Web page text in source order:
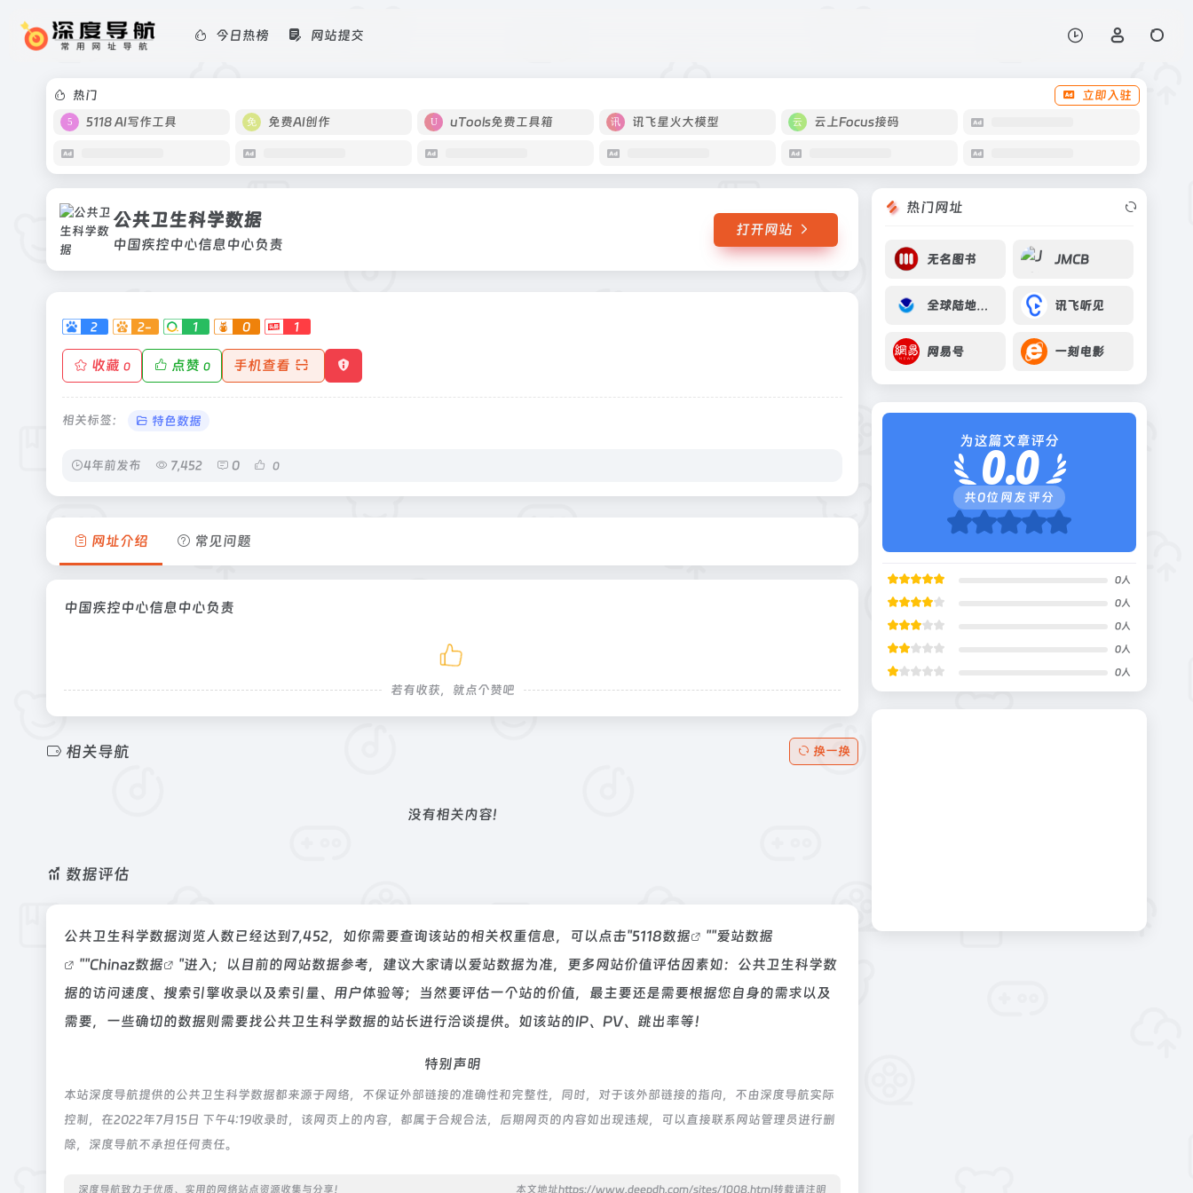
今日热榜 网站提交
热门
立即入驻
5118 AI写作工具
免费AI创作 uTools免费工具箱 讯飞星火大模型 云上Focus接码
公共卫生科学数据
中国疾控中心信息中心负责
打开网站
2 2- 1 0 1
收藏 0 点赞 0 手机查看
相关标签： 特色数据
4年前发布 7,452 0 0
网址介绍 常见问题
中国疾控中心信息中心负责
若有收获，就点个赞吧
相关导航 换一换
没有相关内容!
数据评估
公共卫生科学数据浏览人数已经达到7,452，如你需要查询该站的相关权重信息，可以点击"5118数据 ""爱站数据
""Chinaz数据
"进入；以目前的网站数据参考，建议大家请以爱站数据为准，更多网站价值评估因素如：公共卫生科学数
据的访问速度、搜索引擎收录以及索引量、用户体验等；当然要评估一个站的价值，最主要还是需要根据您自身的需求以及
需要，一些确切的数据则需要找公共卫生科学数据的站长进行洽谈提供。如该站的IP、PV、跳出率等！
特别声明
本站深度导航提供的公共卫生科学数据都来源于网络，不保证外部链接的准确性和完整性，同时，对于该外部链接的指向，不由深度导航实际
控制，在2022年7月15日 下午4:19收录时，该网页上的内容，都属于合规合法，后期网页的内容如出现违规，可以直接联系网站管理员进行删
除，深度导航不承担任何责任。
深度导航致力于优质、实用的网络站点资源收集与分享！ 本文地址https://www.deepdh.com/sites/1008.html转载请注明
热门网址
无名图书 JMCB
全球陆地观测系统GTOS 讯飞听见
网易号 一刻电影
为这篇文章评分
0.0
共0位网友评分
0人
0人
0人
0人
0人